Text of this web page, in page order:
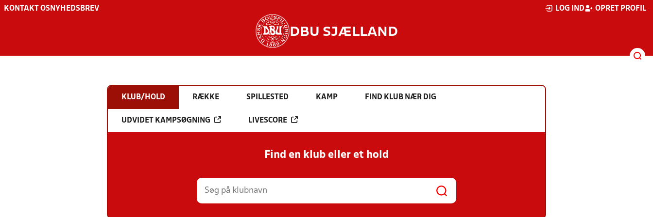
KONTAKT OS NYHEDSBREV LOG IND OPRET PROFIL
DBU SJÆLLAND
KLUB/HOLD RÆKKE SPILLESTED KAMP FIND KLUB NÆR DIG
UDVIDET KAMPSØGNING LIVESCORE
Find en klub eller et hold